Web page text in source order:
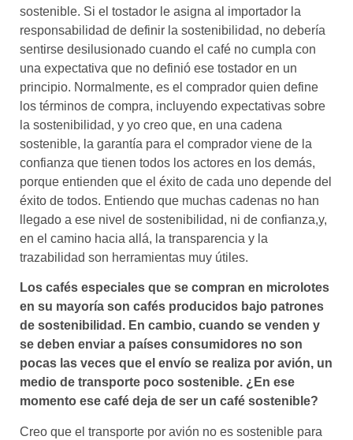
sostenible. Si el tostador le asigna al importador la
responsabilidad de definir la sostenibilidad, no debería
sentirse desilusionado cuando el café no cumpla con
una expectativa que no definió ese tostador en un
principio. Normalmente, es el comprador quien define
los términos de compra, incluyendo expectativas sobre
la sostenibilidad, y yo creo que, en una cadena
sostenible, la garantía para el comprador viene de la
confianza que tienen todos los actores en los demás,
porque entienden que el éxito de cada uno depende del
éxito de todos. Entiendo que muchas cadenas no han
llegado a ese nivel de sostenibilidad, ni de confianza,y,
en el camino hacia allá, la transparencia y la
trazabilidad son herramientas muy útiles.
Los cafés especiales que se compran en microlotes
en su mayoría son cafés producidos bajo patrones
de sostenibilidad. En cambio, cuando se venden y
se deben enviar a países consumidores no son
pocas las veces que el envío se realiza por avión, un
medio de transporte poco sostenible. ¿En ese
momento ese café deja de ser un café sostenible?
Creo que el transporte por avión no es sostenible para